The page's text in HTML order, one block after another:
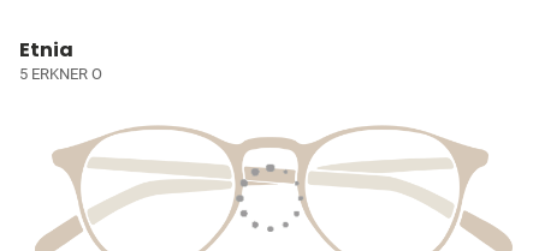
Etnia
5 ERKNER O